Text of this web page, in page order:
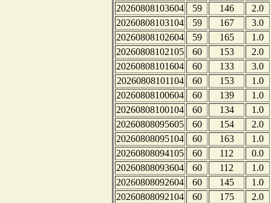
20260808103604
59 146
2.0
20260808103104
59 167
3.0
20260808102604
59 165
1.0
20260808102105
60 153
2.0
20260808101604
60 133
3.0
20260808101104
60 153
1.0
20260808100604
60 139
1.0
20260808100104
60 134
1.0
20260808095605
60 154
2.0
20260808095104
60 163
1.0
20260808094105
60 112
0.0
20260808093604
60 112
1.0
20260808092604
60 145
1.0
20260808092104
60 175
2.0